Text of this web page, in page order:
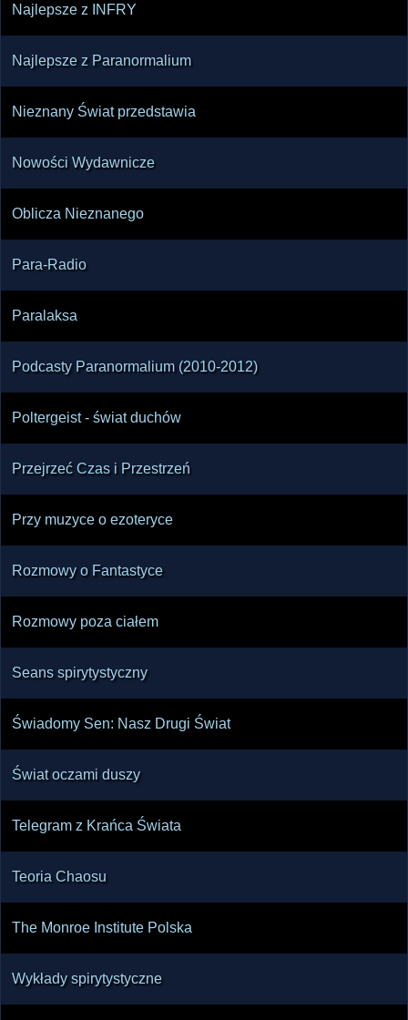
Najlepsze z INFRY
Najlepsze z Paranormalium
Nieznany Świat przedstawia
Nowości Wydawnicze
Oblicza Nieznanego
Para-Radio
Paralaksa
Podcasty Paranormalium (2010-2012)
Poltergeist - świat duchów
Przejrzeć Czas i Przestrzeń
Przy muzyce o ezoteryce
Rozmowy o Fantastyce
Rozmowy poza ciałem
Seans spirytystyczny
Świadomy Sen: Nasz Drugi Świat
Świat oczami duszy
Telegram z Krańca Świata
Teoria Chaosu
The Monroe Institute Polska
Wykłady spirytystyczne